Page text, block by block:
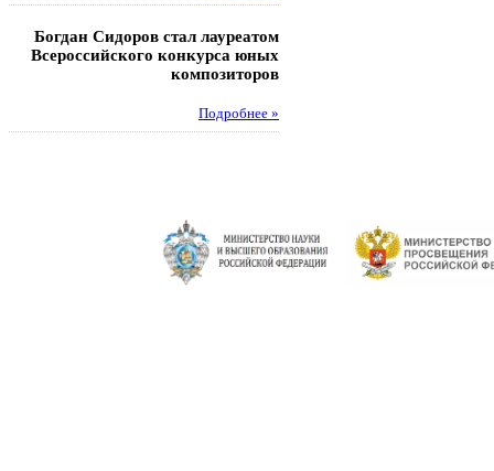
Богдан Сидоров стал лауреатом
Всероссийского конкурса юных
композиторов
Подробнее »